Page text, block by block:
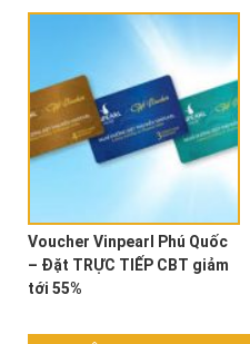
Voucher Vinpearl Phú Quốc
– Đặt TRỰC TIẾP CBT giảm
tới 55%